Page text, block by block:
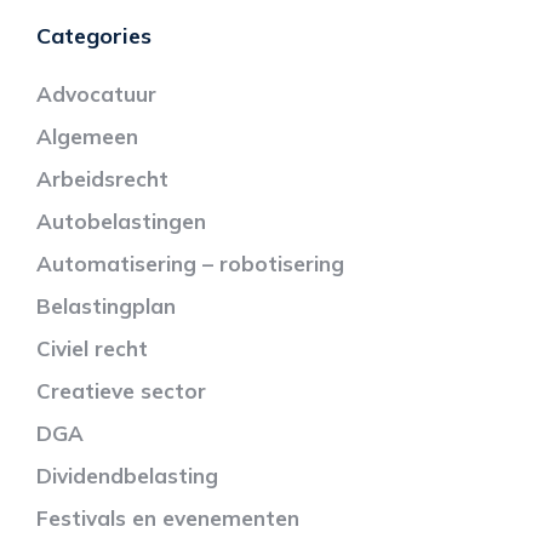
Categories
Advocatuur
Algemeen
Arbeidsrecht
Autobelastingen
Automatisering – robotisering
Belastingplan
Civiel recht
Creatieve sector
DGA
Dividendbelasting
Festivals en evenementen